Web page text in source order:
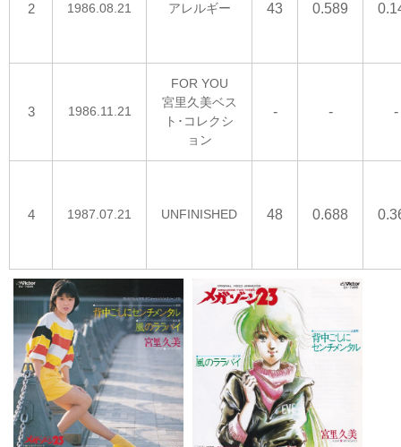
2 1986.08.21 アレルギー 43 0.589
3 1986.11.21
FOR YOU
宮里久美ベス
ト･コレクシ
ョン
- - -
4 1987.07.21 UNFINISHED 48 0.688